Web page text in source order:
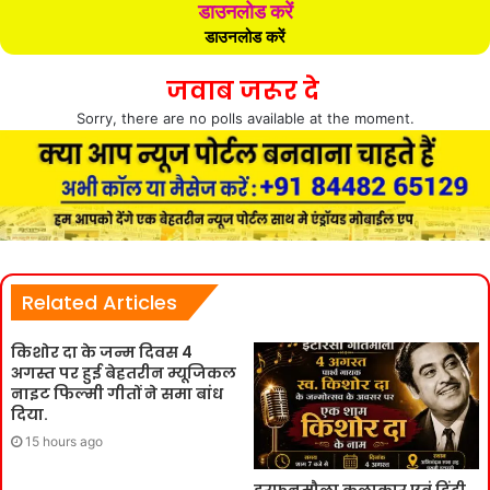
डाउनलोड करें
डाउनलोड करें
जवाब जरूर दे
Sorry, there are no polls available at the moment.
Related Articles
किशोर दा के जन्म दिवस 4
अगस्त पर हुई बेहतरीन म्यूजिकल
नाइट फिल्मी गीतों ने समा बांध
दिया.
15 hours ago